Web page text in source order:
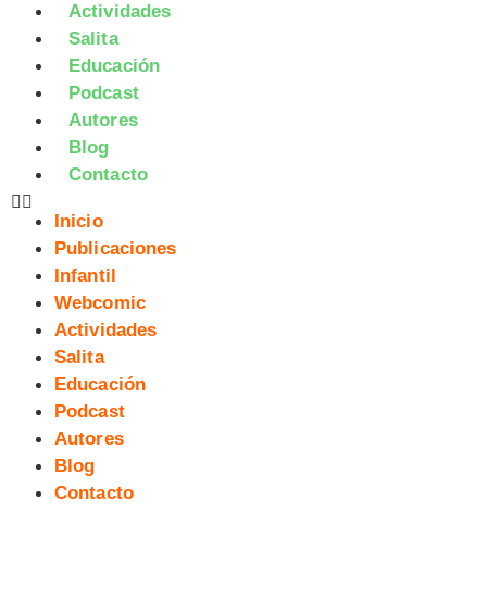
Actividades
Salita
Educación
Podcast
Autores
Blog
Contacto
Inicio
Publicaciones
Infantil
Webcomic
Actividades
Salita
Educación
Podcast
Autores
Blog
Contacto